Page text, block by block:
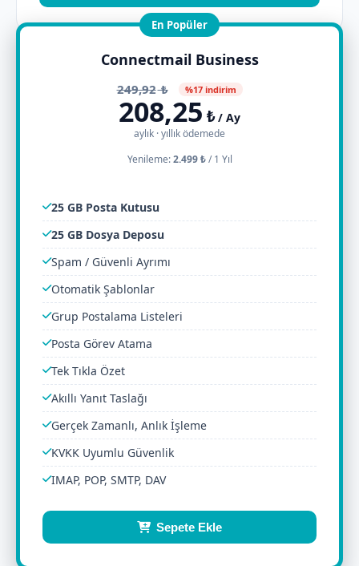
En Popüler
Connectmail Business
249,92₺ %17 indirim
208,25 ₺/ Ay
aylık · yıllık ödemede
Yenileme:2.499 ₺/1 Yıl
25 GB Posta Kutusu
25 GB Dosya Deposu
Spam / Güvenli Ayrımı
Otomatik Şablonlar
Grup Postalama Listeleri
Posta Görev Atama
Tek Tıkla Özet
Akıllı Yanıt Taslağı
Gerçek Zamanlı, Anlık İşleme
KVKK Uyumlu Güvenlik
IMAP, POP, SMTP, DAV
Sepete Ekle